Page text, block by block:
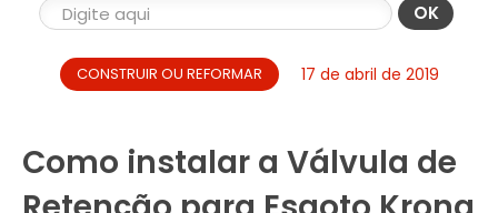
OK
CONSTRUIR OU REFORMAR 17 de abril de 2019
Como instalar a Válvula de